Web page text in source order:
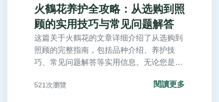
火鶴花养护全攻略：从选购到照
顾的实用技巧与常见问题解答
这篇关于火鶴花的文章详细介绍了从选购到
照顾的完整指南，包括品种介绍、养护技
巧、常见问题解答等实用信息。无论您是园
康成长，并解决日常养护中的疑难杂症。火
521次瀏覽 閱讀更多